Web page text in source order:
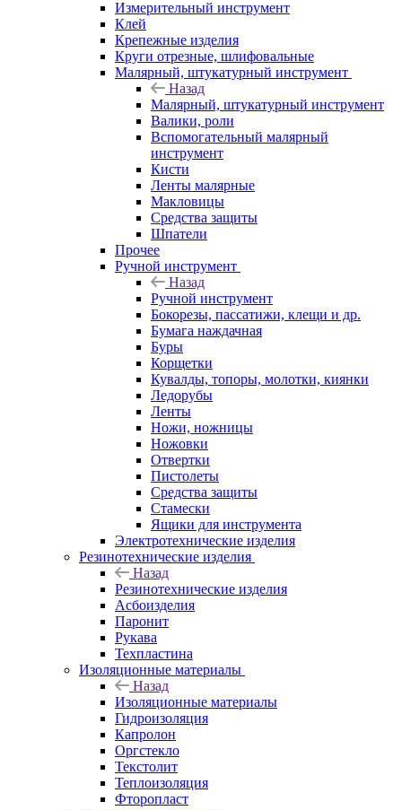
Измерительный инструмент
Клей
Крепежные изделия
Круги отрезные, шлифовальные
Малярный, штукатурный инструмент
Назад
Малярный, штукатурный инструмент
Валики, роли
Вспомогательный малярный
инструмент
Кисти
Ленты малярные
Макловицы
Средства защиты
Шпатели
Прочее
Ручной инструмент
Назад
Ручной инструмент
Бокорезы, пассатижи, клещи и др.
Бумага наждачная
Буры
Корщетки
Кувалды, топоры, молотки, киянки
Ледорубы
Ленты
Ножи, ножницы
Ножовки
Отвертки
Пистолеты
Средства защиты
Стамески
Ящики для инструмента
Электротехнические изделия
Резинотехнические изделия
Назад
Резинотехнические изделия
Асбоизделия
Паронит
Рукава
Техпластина
Изоляционные материалы
Назад
Изоляционные материалы
Гидроизоляция
Капролон
Оргстекло
Текстолит
Теплоизоляция
Фторопласт